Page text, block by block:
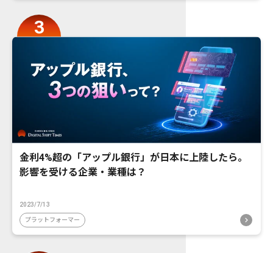
金利4%超の「アップル銀行」が日本に上陸したら。
影響を受ける企業・業種は？
2023/7/13
プラットフォーマー